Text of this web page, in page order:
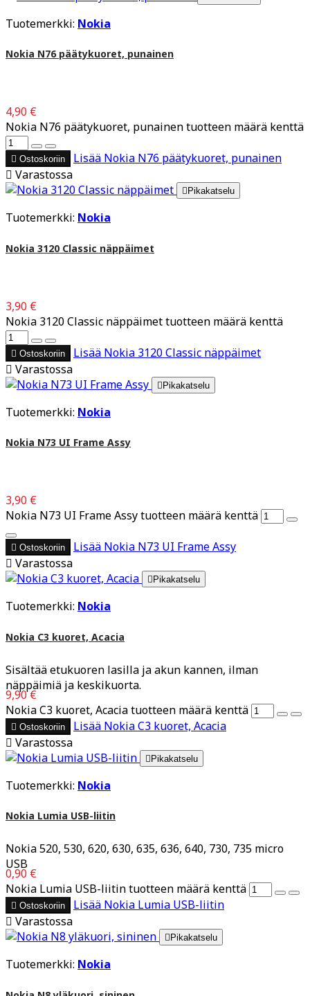
Tuotemerkki: Nokia
Nokia N76 päätykuoret, punainen
4,90 €
Nokia N76 päätykuoret, punainen tuotteen määrä kenttä
 Ostoskoriin Lisää Nokia N76 päätykuoret, punainen
 Varastossa
 Pikakatselu
Tuotemerkki: Nokia
Nokia 3120 Classic näppäimet
3,90 €
Nokia 3120 Classic näppäimet tuotteen määrä kenttä
 Ostoskoriin Lisää Nokia 3120 Classic näppäimet
 Varastossa
Pikakatselu
Tuotemerkki: Nokia
Nokia N73 UI Frame Assy
3,90 €
Nokia N73 UI Frame Assy tuotteen määrä kenttä
 Ostoskoriin Lisää Nokia N73 UI Frame Assy
 Varastossa
 Pikakatselu
Tuotemerkki: Nokia
Nokia C3 kuoret, Acacia
Sisältää etukuoren lasilla ja akun kannen, ilman
näppäimiä ja keskikuorta.
9,90 €
Nokia C3 kuoret, Acacia tuotteen määrä kenttä
 Ostoskoriin Lisää Nokia C3 kuoret, Acacia
 Varastossa
Pikakatselu
Tuotemerkki: Nokia
Nokia Lumia USB-liitin
Nokia 520, 530, 620, 630, 635, 636, 640, 730, 735 micro
USB
0,90 €
Nokia Lumia USB-liitin tuotteen määrä kenttä
 Ostoskoriin Lisää Nokia Lumia USB-liitin
 Varastossa
 Pikakatselu
Tuotemerkki: Nokia